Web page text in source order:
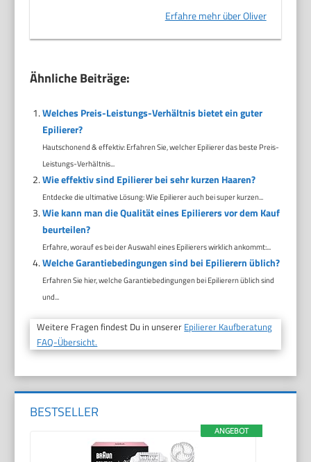
Erfahre mehr über Oliver
Ähnliche Beiträge:
Welches Preis-Leistungs-Verhältnis bietet ein guter
Epilierer?
Hautschonend & effektiv: Erfahren Sie, welcher Epilierer das beste Preis-
Leistungs-Verhältnis...
Wie effektiv sind Epilierer bei sehr kurzen Haaren?
Entdecke die ultimative Lösung: Wie Epilierer auch bei super kurzen...
Wie kann man die Qualität eines Epilierers vor dem Kauf
beurteilen?
Erfahre, worauf es bei der Auswahl eines Epilierers wirklich ankommt:...
Welche Garantiebedingungen sind bei Epilierern üblich?
Erfahren Sie hier, welche Garantiebedingungen bei Epilierern üblich sind
und...
Weitere Fragen findest Du in unserer Epilierer Kaufberatung
FAQ-Übersicht.
BESTSELLER
ANGEBOT